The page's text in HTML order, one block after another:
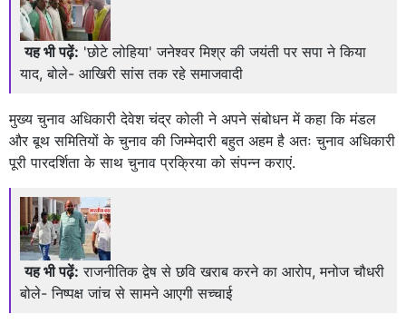
यह भी पढ़ें: 'छोटे लोहिया' जनेश्वर मिश्र की जयंती पर सपा ने किया
याद, बोले- आखिरी सांस तक रहे समाजवादी
मुख्य चुनाव अधिकारी देवेश चंद्र कोली ने अपने संबोधन में कहा कि मंडल
और बूथ समितियों के चुनाव की जिम्मेदारी बहुत अहम है अतः चुनाव अधिकारी
पूरी पारदर्शिता के साथ चुनाव प्रक्रिया को संपन्न कराएं.
यह भी पढ़ें: राजनीतिक द्वेष से छवि खराब करने का आरोप, मनोज चौधरी
बोले- निष्पक्ष जांच से सामने आएगी सच्चाई